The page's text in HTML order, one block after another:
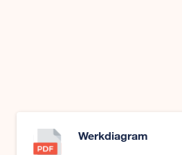
Werkdiagram